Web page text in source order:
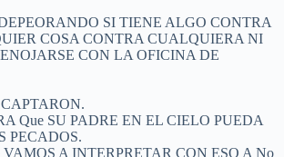
SI TIENE ALGO CONTRA
COSA CONTRA CUALQUIERA NI
CON LA OFICINA DE
Que SU PADRE EN EL CIELO PUEDA
PECADOS.
A INTERPRETAR CON ESO A No